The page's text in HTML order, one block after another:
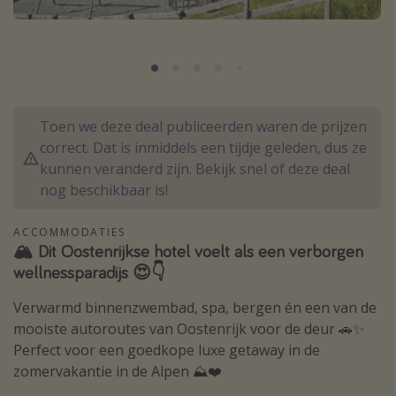
Thailand
Egypte
Bali
Overzicht
Weekendje weg
Autoverhuur
Vroegboeker
Groepsreizen
Toen we deze deal publiceerden waren de prijzen
correct. Dat is inmiddels een tijdje geleden, dus ze
kunnen veranderd zijn. Bekijk snel of deze deal
nog beschikbaar is!
ACCOMMODATIES
🏔️ Dit Oostenrijkse hotel voelt als een verborgen
wellnessparadijs 😍👇
Verwarmd binnenzwembad, spa, bergen én een van de
mooiste autoroutes van Oostenrijk voor de deur 🚗✨
Perfect voor een goedkope luxe getaway in de
zomervakantie in de Alpen ⛰️❤️